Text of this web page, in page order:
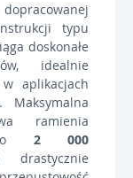
typu
doskonałe
idealnie
aplikacjach
Maksymalna
ramienia
do 2 000